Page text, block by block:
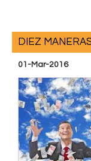
DIEZ
01-Mar-2016